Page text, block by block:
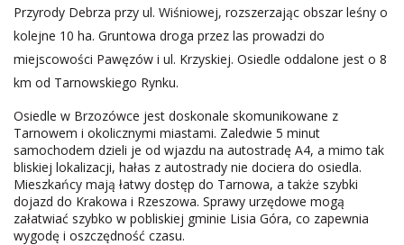
Przyrody Debrza przy ul. Wiśniowej, rozszerzając obszar leśny o
kolejne 10 ha. Gruntowa droga przez las prowadzi do
miejscowości Pawęzów i ul. Krzyskiej. Osiedle oddalone jest o 8
km od Tarnowskiego Rynku.
Osiedle w Brzozówce jest doskonale skomunikowane z
Tarnowem i okolicznymi miastami. Zaledwie 5 minut
samochodem dzieli je od wjazdu na autostradę A4, a mimo tak
bliskiej lokalizacji, hałas z autostrady nie dociera do osiedla.
Mieszkańcy mają łatwy dostęp do Tarnowa, a także szybki
dojazd do Krakowa i Rzeszowa. Sprawy urzędowe mogą
załatwiać szybko w pobliskiej gminie Lisia Góra, co zapewnia
wygodę i oszczędność czasu.